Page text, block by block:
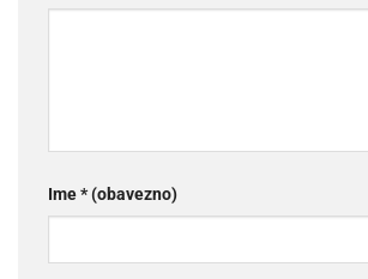
Ime* (obavezno)